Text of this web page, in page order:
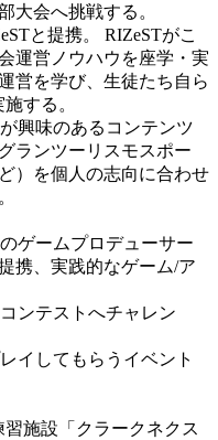
大会へ挑戦する。
と提携。 RIZeSTがこ
運営ノウハウを座学・実
営を学び、生徒たち自ら
する。
興味のあるコンテンツ
ランツーリスモスポー
）を個人の志向に合わせ
ゲームプロデューサー
携、実践的なゲーム/ア
ンテストへチャレン
イしてもらうイベント
習施設「クラークネクス